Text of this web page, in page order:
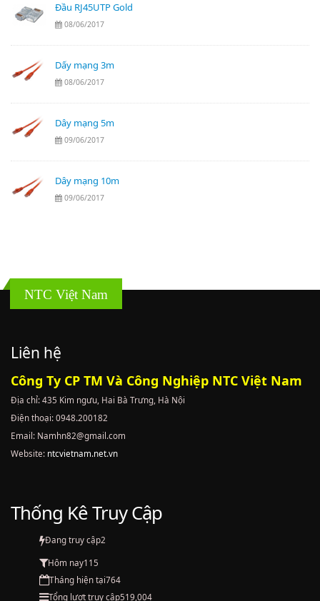
Đầu RJ45UTP Gold
08/06/2017
Dấy mạng 3m
08/06/2017
Dây mạng 5m
09/06/2017
Dây mạng 10m
09/06/2017
NTC Việt Nam
Liên hệ
Công Ty CP TM Và Công Nghiệp NTC Việt Nam
Địa chỉ: 435 Kim ngưu, Hai Bà Trưng, Hà Nội
Điện thoại: 0948.200182
Email: Namhn82@gmail.com
Website: ntcvietnam.net.vn
Thống Kê Truy Cập
Đang truy cập2
Hôm nay115
Tháng hiện tại764
Tổng lượt truy cập519,004